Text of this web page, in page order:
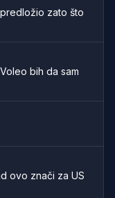
zato što
bih da sam
ovo znači za US